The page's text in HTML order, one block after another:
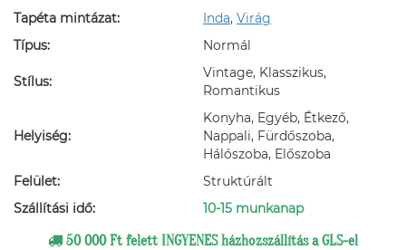
Tapéta mintázat:
Inda, Virág
Típus:
Normál
Stílus:
Vintage, Klasszikus,
Romantikus
Helyiség:
Konyha, Egyéb, Étkező,
Nappali, Fürdőszoba,
Hálószoba, Előszoba
Felület:
Struktúrált
Szállítási idő:
10-15 munkanap
50 000 Ft felett INGYENES házhozszállítás a GLS-el